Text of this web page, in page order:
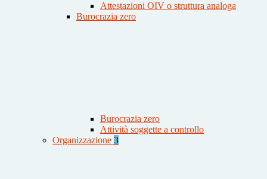
Attestazioni OIV o struttura analoga
Burocrazia zero
Burocrazia zero
Attività soggette a controllo
Organizzazione 3